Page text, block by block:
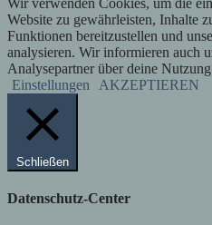
Website zu gewährleisten, Inhalte
Funktionen bereitzustellen und
analysieren. Wir informieren auch
Analysepartner über deine
Einstellungen
AKZEPTIEREN
Schließen
Datenschutz-Center